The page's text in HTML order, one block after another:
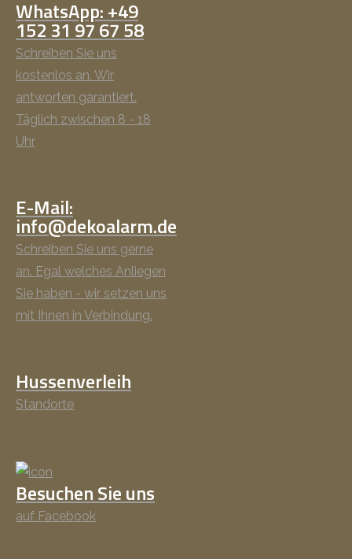
WhatsApp: +49
152 31 97 67 58
Schreiben Sie uns
kostenlos an. Wir
antworten garantiert.
Täglich zwischen 8 - 18
Uhr
E-Mail:
info@dekoalarm.de
Schreiben Sie uns gerne
an. Egal welches Anliegen
Sie haben - wir setzen uns
mit Ihnen in Verbindung.
Hussenverleih
Standorte
Besuchen Sie uns
auf Facebook